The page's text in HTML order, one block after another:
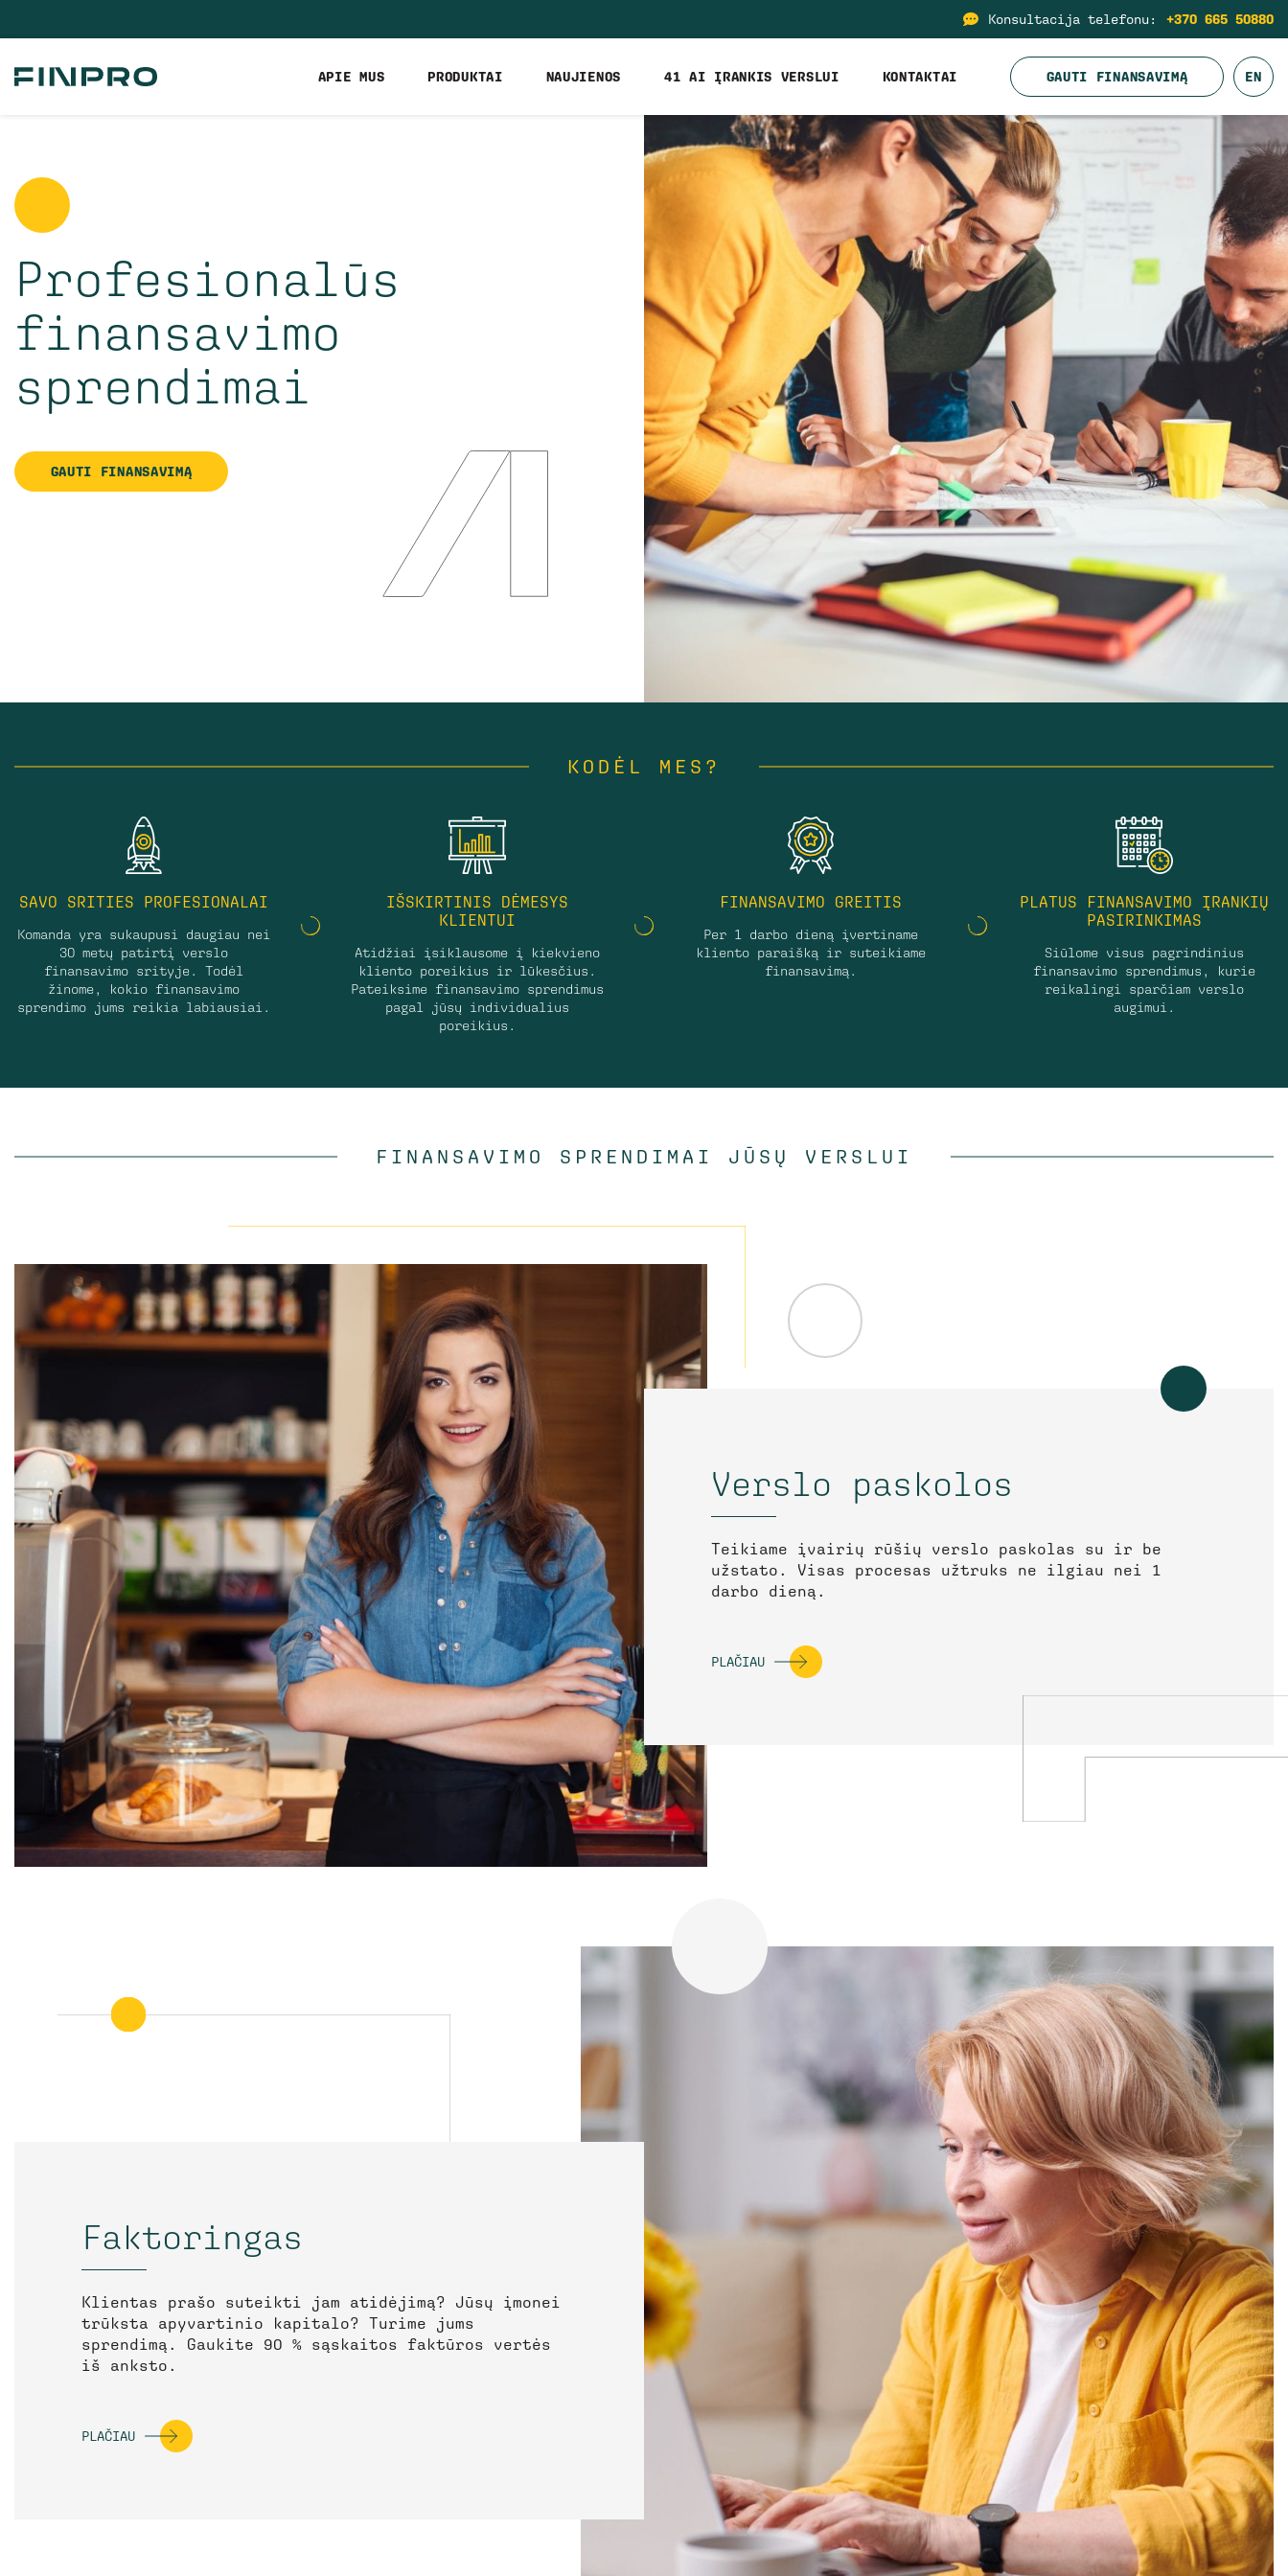
Konsultacija telefonu: +370 665 50880
APIE MUS PRODUKTAI NAUJIENOS 41 AI ĮRANKIS VERSLUI KONTAKTAI GAUTI FINANSAVIMĄ EN
Profesionalūs
finansavimo
sprendimai
GAUTI FINANSAVIMĄ
KODĖL MES?
SAVO SRITIES PROFESIONALAI
Komanda yra sukaupusi daugiau nei
30 metų patirtį verslo
finansavimo srityje. Todėl
žinome, kokio finansavimo
sprendimo jums reikia labiausiai.
IŠSKIRTINIS DĖMESYS
KLIENTUI
Atidžiai įsiklausome į kiekvieno
kliento poreikius ir lūkesčius.
Pateiksime finansavimo sprendimus
pagal jūsų individualius
poreikius.
FINANSAVIMO GREITIS
Per 1 darbo dieną įvertiname
kliento paraišką ir suteikiame
finansavimą.
PLATUS FINANSAVIMO ĮRANKIŲ
PASIRINKIMAS
Siūlome visus pagrindinius
finansavimo sprendimus, kurie
reikalingi sparčiam verslo
augimui.
FINANSAVIMO SPRENDIMAI JŪSŲ VERSLUI
Verslo paskolos
Teikiame įvairių rūšių verslo paskolas su ir be
užstato. Visas procesas užtruks ne ilgiau nei 1
darbo dieną.
PLAČIAU
Faktoringas
Klientas prašo suteikti jam atidėjimą? Jūsų įmonei
trūksta apyvartinio kapitalo? Turime jums
sprendimą. Gaukite 90 % sąskaitos faktūros vertės
iš anksto.
PLAČIAU